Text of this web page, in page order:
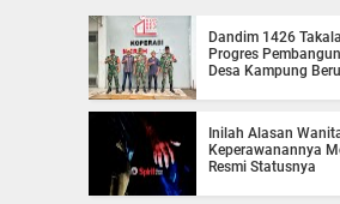
Dandim 1426
Progres
Desa Kampung Beru
Inilah Alasan
Keperawanannya
Resmi Statusnya